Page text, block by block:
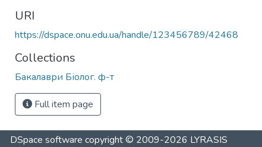
URI
https://dspace.onu.edu.ua/handle/123456789/42468
Collections
Бакалаври Біолог. ф-т
Full item page
DSpace software copyright © 2009-2026 LYRASIS